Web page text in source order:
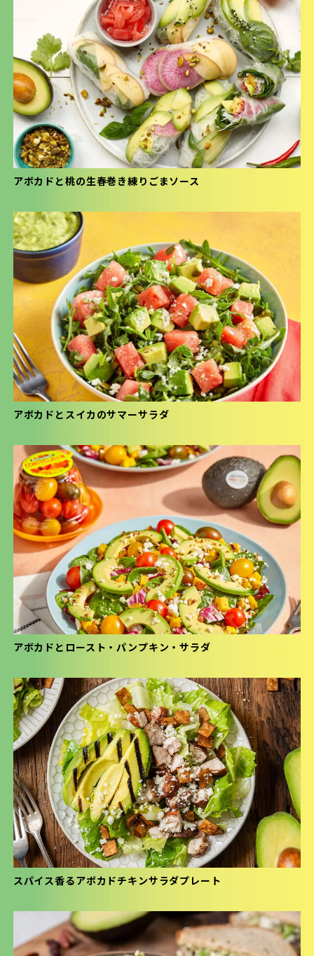
アボカドと桃の生春巻き練りごまソース
アボカドとスイカのサマーサラダ
アボカドとロースト・パンプキン・サラダ
スパイス香るアボカドチキンサラダプレート